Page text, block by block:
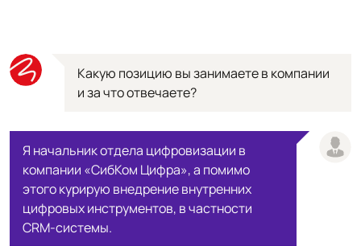
Какую позицию вы занимаете в компании
и за что отвечаете?
Я начальник отдела цифровизации в
компании «СибКом Цифра», а помимо
этого курирую внедрение внутренних
цифровых инструментов, в частности
CRM-системы.